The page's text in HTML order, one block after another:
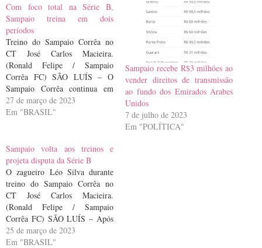
Com foco total na Série B,
Sampaio treina em dois
períodos
Treino do Sampaio Corrêa no
CT José Carlos Macieira.
(Ronald Felipe / Sampaio
Corrêa FC) SÃO LUÍS – O
Sampaio Corrêa continua em
fase de ajustes físicos, técnicos e
táticos para a disputa do
desde a eliminação no segundo
turno do…
27 de março de 2023
Em "BRASIL"
Sampaio recebe R$3 milhões ao
vender direitos de transmissão
ao fundo dos Emirados Árabes
Unidos
7 de julho de 2023
Em "POLÍTICA"
Sampaio volta aos treinos e
projeta disputa da Série B
O zagueiro Léo Silva durante
treino do Sampaio Corrêa no
CT José Carlos Macieira.
(Ronald Felipe / Sampaio
Corrêa FC) SÃO LUÍS – Após
empatar por 2 a 2 com o
Sergipe em sua despedida da
25 de março de 2023
Em "BRASIL"